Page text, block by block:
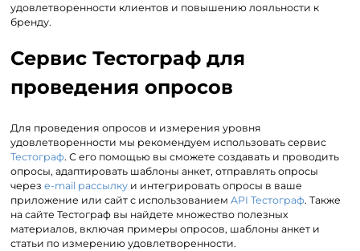
удовлетворенности клиентов и повышению лояльности к
бренду.
Сервис Тестограф для
проведения опросов
Для проведения опросов и измерения уровня
удовлетворенности мы рекомендуем использовать сервис
Тестограф. С его помощью вы сможете создавать и проводить
опросы, адаптировать шаблоны анкет, отправлять опросы
черезe-mail рассылку и интегрировать опросы в ваше
приложение или сайт с использованиемAPI Тестограф. Также
на сайте Тестограф вы найдете множество полезных
материалов, включая примеры опросов, шаблоны анкет и
статьи по измерению удовлетворенности.